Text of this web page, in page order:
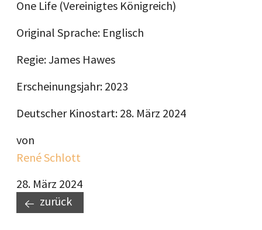
One Life (Vereinigtes Königreich)
Original Sprache: Englisch
Regie: James Hawes
Erscheinungsjahr: 2023
Deutscher Kinostart: 28. März 2024
von
René Schlott
28. März 2024
zurück